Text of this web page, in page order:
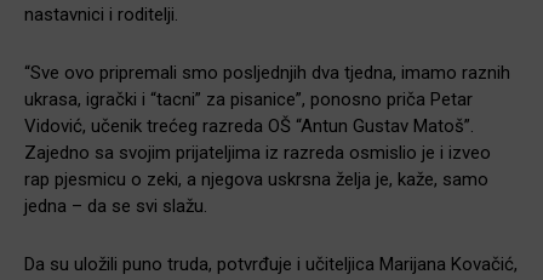
nastavnici i roditelji.
“Sve ovo pripremali smo posljednjih dva tjedna, imamo raznih
ukrasa, igrački i “tacni” za pisanice”, ponosno priča Petar
Vidović, učenik trećeg razreda OŠ “Antun Gustav Matoš”.
Zajedno sa svojim prijateljima iz razreda osmislio je i izveo
rap pjesmicu o zeki, a njegova uskrsna želja je, kaže, samo
jedna – da se svi slažu.
Da su uložili puno truda, potvrđuje i učiteljica Marijana Kovačić,